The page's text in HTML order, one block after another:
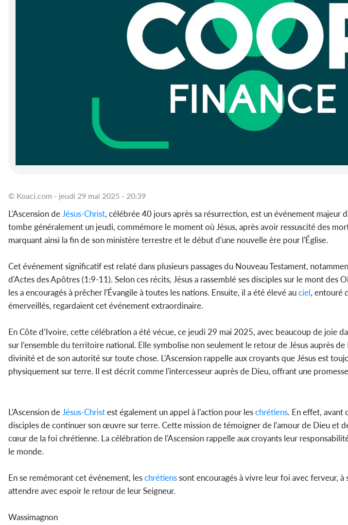
© Koaci.com - jeudi 29 mai 2025 - 20:39
L'Ascension deJésus-Christ, célébrée 40 jours après sa résurrection, est un événement majeur
tombe généralement un jeudi, commémore le moment où Jésus, après avoir ressuscité des
marquant ainsi la fin de son ministère terrestre et le début d'une nouvelle ère pour l'Église.
Cet événement significatif est relaté dans plusieurs passages du Nouveau Testament,
d'Actes des Apôtres (1:9-11). Selon ces récits, Jésus a rassemblé ses disciples sur le mont des
les a encouragés à prêcher l'Évangile à toutes les nations. Ensuite, il a été élevé auciel, entouré
émerveillés, regardaient cet événement extraordinaire.
En Côte d’Ivoire, cette célébration a été vécue, ce jeudi 29 mai 2025, avec beaucoup de joie
sur l’ensemble du territoire national. Elle symbolise non seulement le retour de Jésus auprès
divinité et de son autorité sur toute chose. L'Ascension rappelle aux croyants que Jésus est
physiquement sur terre. Il est décrit comme l'intercesseur auprès de Dieu, offrant une
L'Ascension deJésus-Christest également un appel à l'action pour leschrétiens. En effet, avant
disciples de continuer son œuvre sur terre. Cette mission de témoigner de l'amour de Dieu et
cœur de la foi chrétienne. La célébration de l'Ascension rappelle aux croyants leur
le monde.
En se remémorant cet événement, leschrétienssont encouragés à vivre leur foi avec ferveur, à
attendre avec espoir le retour de leur Seigneur.
Wassimagnon